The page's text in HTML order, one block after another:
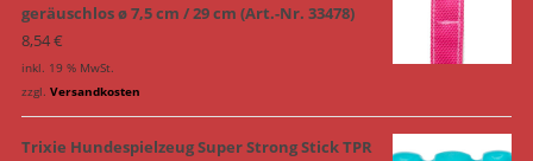
geräuschlos ø 7,5 cm / 29 cm (Art.-Nr. 33478)
8,54€
inkl. 19 % MwSt.
zzgl. Versandkosten
Trixie Hundespielzeug Super Strong Stick TPR